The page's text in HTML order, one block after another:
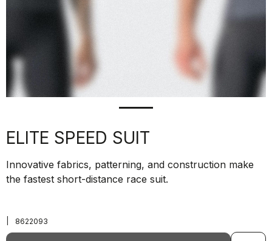
ELITE SPEED SUIT
Innovative fabrics, patterning, and construction make
the fastest short-distance race suit.
8622093